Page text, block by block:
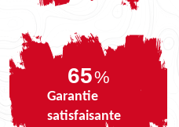
81%
Garantie
satisfaisante